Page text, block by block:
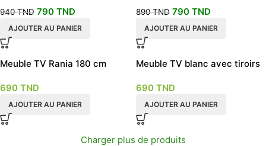
940TND 790 TND
AJOUTER AU PANIER
890TND 790 TND
AJOUTER AU PANIER
Meuble TV Rania 180 cm
690 TND
AJOUTER AU PANIER
Meuble TV blanc avec tiroirs
690 TND
AJOUTER AU PANIER
Charger plus de produits